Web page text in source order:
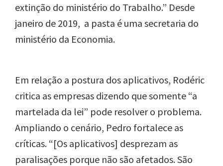
extinção do ministério do Trabalho.” Desde
janeiro de 2019, a pasta é uma secretaria do
ministério da Economia.
Em relação a postura dos aplicativos, Rodéric
critica as empresas dizendo que somente “a
martelada da lei” pode resolver o problema.
Ampliando o cenário, Pedro fortalece as
críticas. “[Os aplicativos] desprezam as
paralisações porque não são afetados. São